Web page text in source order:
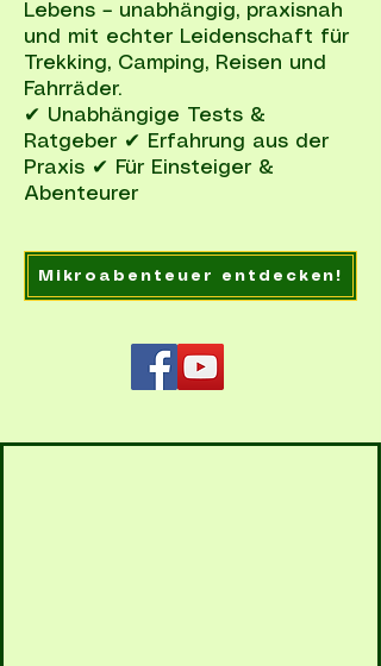
Lebens – unabhängig, praxisnah
und mit echter Leidenschaft für
Trekking, Camping, Reisen und
Fahrräder.
✔ Unabhängige Tests &
Ratgeber ✔ Erfahrung aus der
Praxis ✔ Für Einsteiger &
Abenteurer
Mikroabenteuer entdecken!